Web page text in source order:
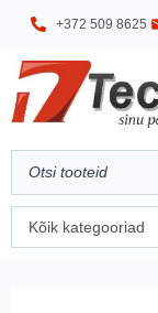
+372 509 8625